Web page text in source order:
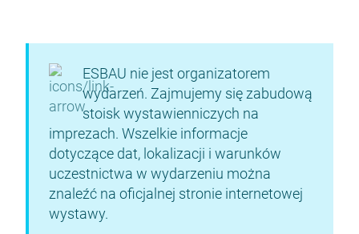
ESBAU nie jest organizatorem
wydarzeń. Zajmujemy się zabudową
stoisk wystawienniczych na
imprezach. Wszelkie informacje
dotyczące dat, lokalizacji i warunków
uczestnictwa w wydarzeniu można
znaleźć na oficjalnej stronie internetowej
wystawy.